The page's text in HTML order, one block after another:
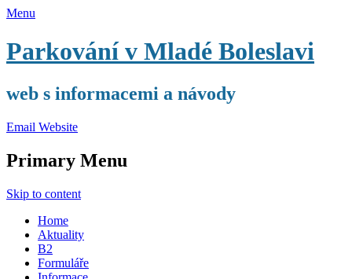
Menu
Parkování v Mladé Boleslavi
web s informacemi a návody
Email Website
Primary Menu
Skip to content
Home
Aktuality
B2
Formuláře